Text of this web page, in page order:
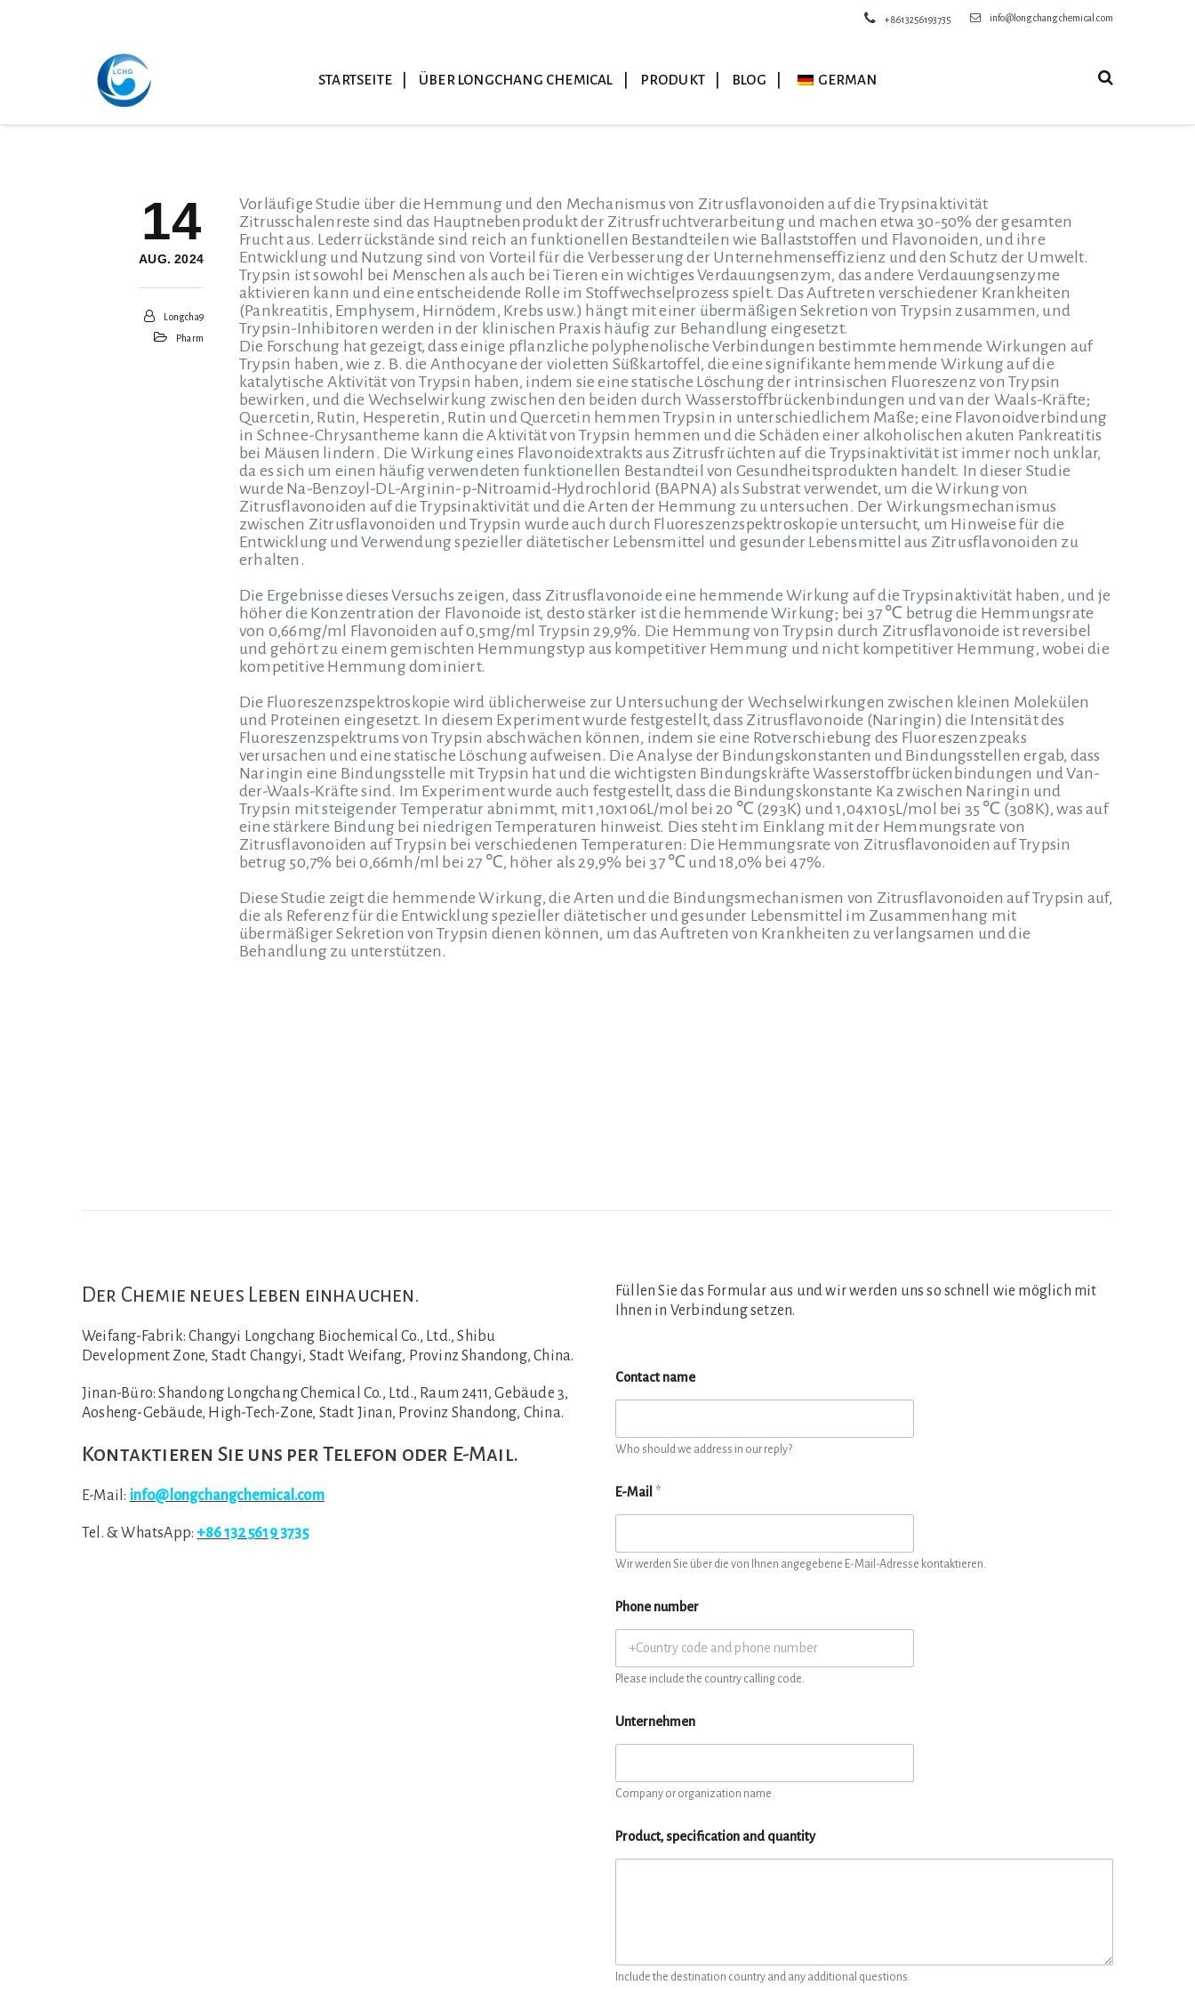
info@longchangchemical.com
+8613256193735
STARTSEITE ÜBER LONGCHANG CHEMICAL PRODUKT BLOG GERMAN
14
AUG. 2024
Longcha9
Pharm
Vorläufige Studie über die Hemmung und den Mechanismus von Zitrusflavonoiden auf die Trypsinaktivität
Zitrusschalenreste sind das Hauptnebenprodukt der Zitrusfruchtverarbeitung und machen etwa 30-50% der gesamten
Frucht aus. Lederrückstände sind reich an funktionellen Bestandteilen wie Ballaststoffen und Flavonoiden, und ihre
Entwicklung und Nutzung sind von Vorteil für die Verbesserung der Unternehmenseffizienz und den Schutz der Umwelt.
Trypsin ist sowohl bei Menschen als auch bei Tieren ein wichtiges Verdauungsenzym, das andere Verdauungsenzyme
aktivieren kann und eine entscheidende Rolle im Stoffwechselprozess spielt. Das Auftreten verschiedener Krankheiten
(Pankreatitis, Emphysem, Hirnödem, Krebs usw.) hängt mit einer übermäßigen Sekretion von Trypsin zusammen, und
Trypsin-Inhibitoren werden in der klinischen Praxis häufig zur Behandlung eingesetzt.
Die Forschung hat gezeigt, dass einige pflanzliche polyphenolische Verbindungen bestimmte hemmende Wirkungen auf
Trypsin haben, wie z. B. die Anthocyane der violetten Süßkartoffel, die eine signifikante hemmende Wirkung auf die
katalytische Aktivität von Trypsin haben, indem sie eine statische Löschung der intrinsischen Fluoreszenz von Trypsin
bewirken, und die Wechselwirkung zwischen den beiden durch Wasserstoffbrückenbindungen und van der Waals-Kräfte;
Quercetin, Rutin, Hesperetin, Rutin und Quercetin hemmen Trypsin in unterschiedlichem Maße; eine Flavonoidverbindung
in Schnee-Chrysantheme kann die Aktivität von Trypsin hemmen und die Schäden einer alkoholischen akuten Pankreatitis
bei Mäusen lindern. Die Wirkung eines Flavonoidextrakts aus Zitrusfrüchten auf die Trypsinaktivität ist immer noch unklar,
da es sich um einen häufig verwendeten funktionellen Bestandteil von Gesundheitsprodukten handelt. In dieser Studie
wurde Na-Benzoyl-DL-Arginin-p-Nitroamid-Hydrochlorid (BAPNA) als Substrat verwendet, um die Wirkung von
Zitrusflavonoiden auf die Trypsinaktivität und die Arten der Hemmung zu untersuchen. Der Wirkungsmechanismus
zwischen Zitrusflavonoiden und Trypsin wurde auch durch Fluoreszenzspektroskopie untersucht, um Hinweise für die
Entwicklung und Verwendung spezieller diätetischer Lebensmittel und gesunder Lebensmittel aus Zitrusflavonoiden zu
erhalten.
Die Ergebnisse dieses Versuchs zeigen, dass Zitrusflavonoide eine hemmende Wirkung auf die Trypsinaktivität haben, und je
höher die Konzentration der Flavonoide ist, desto stärker ist die hemmende Wirkung; bei 37 ℃ betrug die Hemmungsrate
von 0,66mg/ml Flavonoiden auf 0,5mg/ml Trypsin 29,9%. Die Hemmung von Trypsin durch Zitrusflavonoide ist reversibel
und gehört zu einem gemischten Hemmungstyp aus kompetitiver Hemmung und nicht kompetitiver Hemmung, wobei die
kompetitive Hemmung dominiert.
Die Fluoreszenzspektroskopie wird üblicherweise zur Untersuchung der Wechselwirkungen zwischen kleinen Molekülen
und Proteinen eingesetzt. In diesem Experiment wurde festgestellt, dass Zitrusflavonoide (Naringin) die Intensität des
Fluoreszenzspektrums von Trypsin abschwächen können, indem sie eine Rotverschiebung des Fluoreszenzpeaks
verursachen und eine statische Löschung aufweisen. Die Analyse der Bindungskonstanten und Bindungsstellen ergab, dass
Naringin eine Bindungsstelle mit Trypsin hat und die wichtigsten Bindungskräfte Wasserstoffbrückenbindungen und Van-
der-Waals-Kräfte sind. Im Experiment wurde auch festgestellt, dass die Bindungskonstante Ka zwischen Naringin und
Trypsin mit steigender Temperatur abnimmt, mit 1,10x106L/mol bei 20 ℃ (293K) und 1,04x105L/mol bei 35 ℃ (308K), was auf
eine stärkere Bindung bei niedrigen Temperaturen hinweist. Dies steht im Einklang mit der Hemmungsrate von
Zitrusflavonoiden auf Trypsin bei verschiedenen Temperaturen: Die Hemmungsrate von Zitrusflavonoiden auf Trypsin
betrug 50,7% bei 0,66mh/ml bei 27 ℃, höher als 29,9% bei 37 ℃ und 18,0% bei 47%.
Diese Studie zeigt die hemmende Wirkung, die Arten und die Bindungsmechanismen von Zitrusflavonoiden auf Trypsin auf,
die als Referenz für die Entwicklung spezieller diätetischer und gesunder Lebensmittel im Zusammenhang mit
übermäßiger Sekretion von Trypsin dienen können, um das Auftreten von Krankheiten zu verlangsamen und die
Behandlung zu unterstützen.
Der Chemie neues Leben einhauchen.
Weifang-Fabrik: Changyi Longchang Biochemical Co., Ltd., Shibu
Development Zone, Stadt Changyi, Stadt Weifang, Provinz Shandong, China.
Jinan-Büro: Shandong Longchang Chemical Co., Ltd., Raum 2411, Gebäude 3,
Aosheng-Gebäude, High-Tech-Zone, Stadt Jinan, Provinz Shandong, China.
Kontaktieren Sie uns per Telefon oder E-Mail.
E-Mail: info@longchangchemical.com
Tel. & WhatsApp:+86 132 5619 3735
Füllen Sie das Formular aus und wir werden uns so schnell wie möglich mit
Ihnen in Verbindung setzen.
Contact name
Who should we address in our reply?
E-Mail *
Wir werden Sie über die von Ihnen angegebene E-Mail-Adresse kontaktieren.
Phone number
Please include the country calling code.
Unternehmen
Company or organization name.
Product, specification and quantity
Include the destination country and any additional questions.